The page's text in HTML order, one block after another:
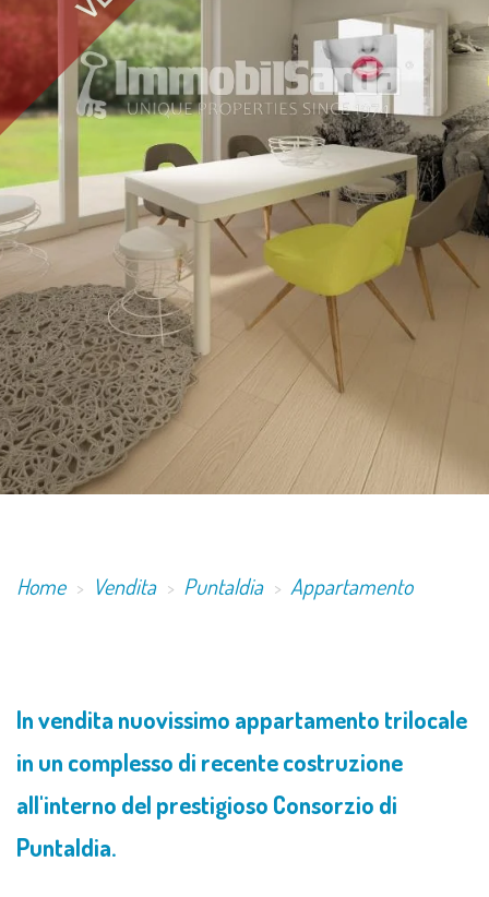
Home Vendita Puntaldia Appartamento
In vendita nuovissimo appartamento trilocale
in un complesso di recente costruzione
all'interno del prestigioso Consorzio di
Puntaldia.